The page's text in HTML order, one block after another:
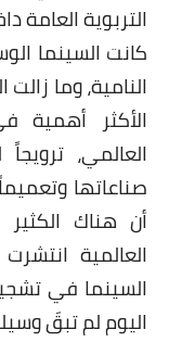
التربوية العامة
كانت السينما
النامية، وما
الأكثر أهمية
العالمي،
صناعاتها
أن هناك الكثير
العالمية
السينما في
اليوم لم تبقَ